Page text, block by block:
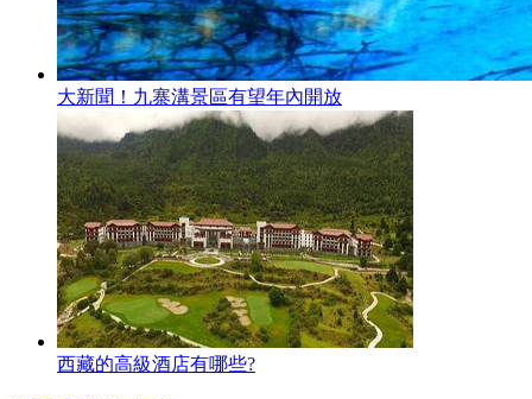
大新聞！九寨溝景區有望年內開放
西藏的高級酒店有哪些?